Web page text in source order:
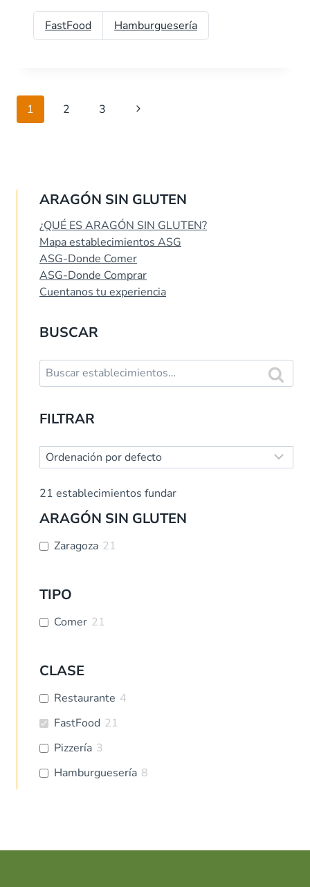
FastFood Hamburguesería
Navegación
de
1 2 3
Siguiente
ARAGÓN SIN GLUTEN
¿QUÉ ES ARAGÓN SIN GLUTEN?
Mapa establecimientos ASG
ASG-Donde Comer
ASG-Donde Comprar
Cuentanos tu experiencia
BUSCAR
Buscar:
Buscar
FILTRAR
21 establecimientos fundar
ARAGÓN SIN GLUTEN
Zaragoza 21
TIPO
Comer 21
CLASE
Restaurante 4
FastFood 21
Pizzería 3
Hamburguesería 8